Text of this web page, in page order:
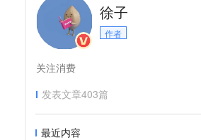
徐子
作者
关注消费
发表文章403篇
最近内容